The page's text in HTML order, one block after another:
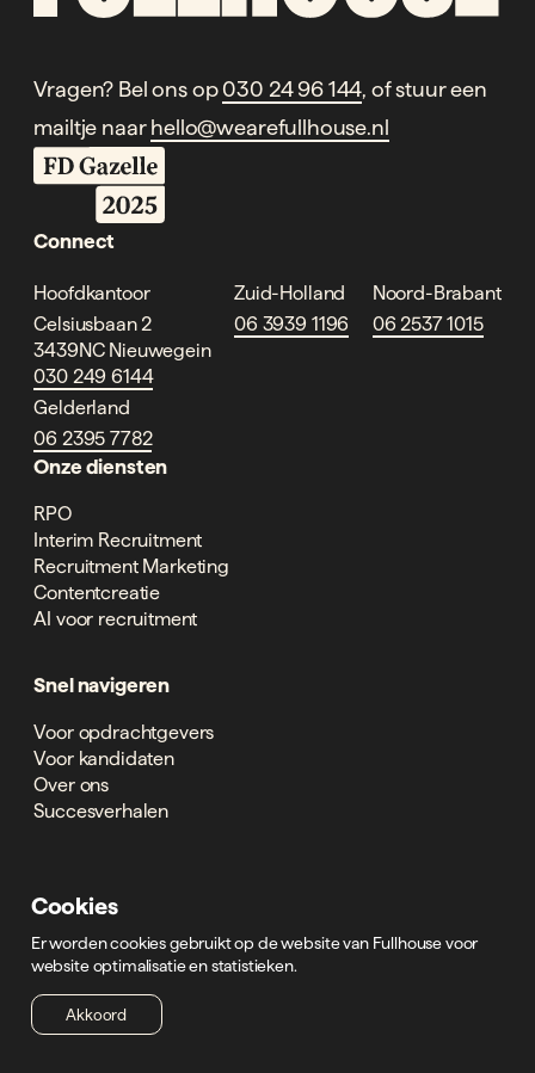
Cookies
Er worden cookies gebruikt op de website van Fullhouse voor
website optimalisatie en statistieken.
Akkoord
Vragen? Bel ons op 030 24 96 144 , of stuur een
mailtje naar hello@wearefullhouse.nl
Connect
Hoofdkantoor
Celsiusbaan 2
3439NC Nieuwegein
030 249 6144
Zuid-Holland
06 3939 1196
Noord-Brabant
06 2537 1015
Gelderland
06 2395 7782
Onze diensten
RPO
Interim Recruitment
Recruitment Marketing
Contentcreatie
AI voor recruitment
Snel navigeren
Voor opdrachtgevers
Voor kandidaten
Over ons
Succesverhalen
Bouw
Productie
Transport
Logistiek